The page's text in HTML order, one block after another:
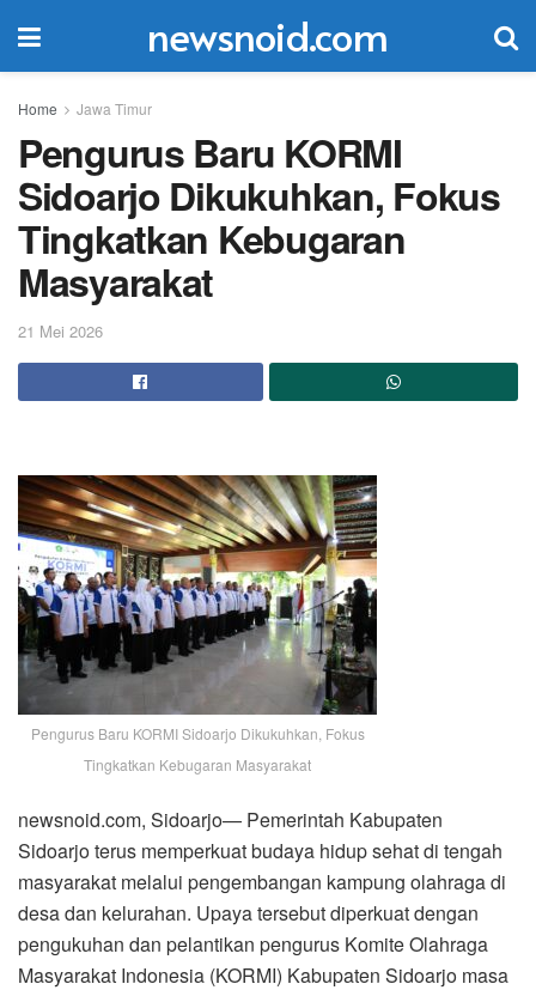
newsnoid.com
Home Jawa Timur
Pengurus Baru KORMI
Sidoarjo Dikukuhkan, Fokus
Tingkatkan Kebugaran
Masyarakat
21 Mei 2026
Pengurus Baru KORMI Sidoarjo Dikukuhkan, Fokus
Tingkatkan Kebugaran Masyarakat
newsnoid.com, Sidoarjo— Pemerintah Kabupaten
Sidoarjo terus memperkuat budaya hidup sehat di tengah
masyarakat melalui pengembangan kampung olahraga di
desa dan kelurahan. Upaya tersebut diperkuat dengan
pengukuhan dan pelantikan pengurus Komite Olahraga
Masyarakat Indonesia (KORMI) Kabupaten Sidoarjo masa